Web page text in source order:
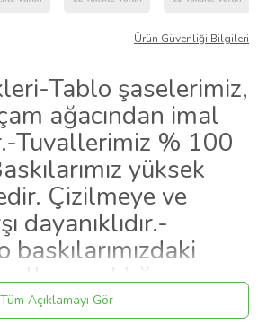
Ürün Güvenliği Bilgileri
-Tablo şaselerimiz,
ağacından imal
-Tuvallerimiz % 100
yüksek
Çizilmeye ve
dayanıklıdır.-
canlılığını
tablolarımızdaki
Tüm Açıklamayı Gör